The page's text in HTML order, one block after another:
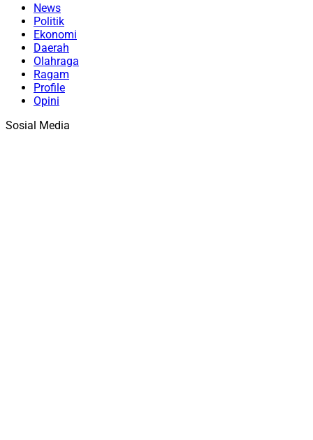
News
Politik
Ekonomi
Daerah
Olahraga
Ragam
Profile
Opini
Sosial Media